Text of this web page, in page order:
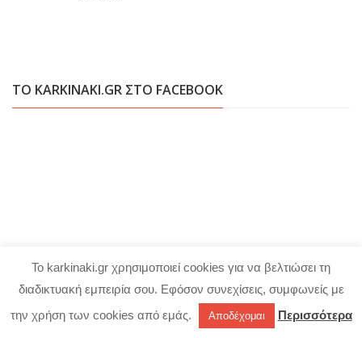
ΤΟ KARKINAKI.GR ΣΤΟ FACEBOOK
Το karkinaki.gr χρησιμοποιεί cookies για να βελτιώσει τη
διαδικτυακή εμπειρία σου. Εφόσον συνεχίσεις, συμφωνείς με
την χρήση των cookies από εμάς.
Αποδέχομαι Περισσότερα